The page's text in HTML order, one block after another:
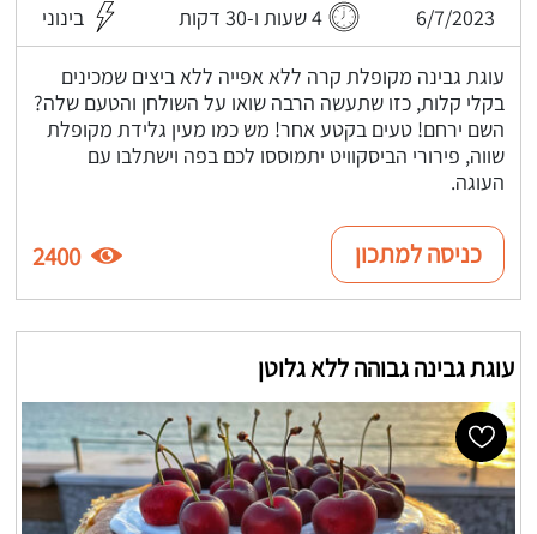
6/7/2023 4 שעות ו-30 דקות בינוני
עוגת גבינה מקופלת קרה ללא אפייה ללא ביצים שמכינים
בקלי קלות, כזו שתעשה הרבה שואו על השולחן והטעם שלה?
השם ירחם! טעים בקטע אחר! מש כמו מעין גלידת מקופלת
שווה, פירורי הביסקוויט יתמוססו לכם בפה וישתלבו עם
העוגה.
כניסה למתכון 2400
עוגת גבינה גבוהה ללא גלוטן